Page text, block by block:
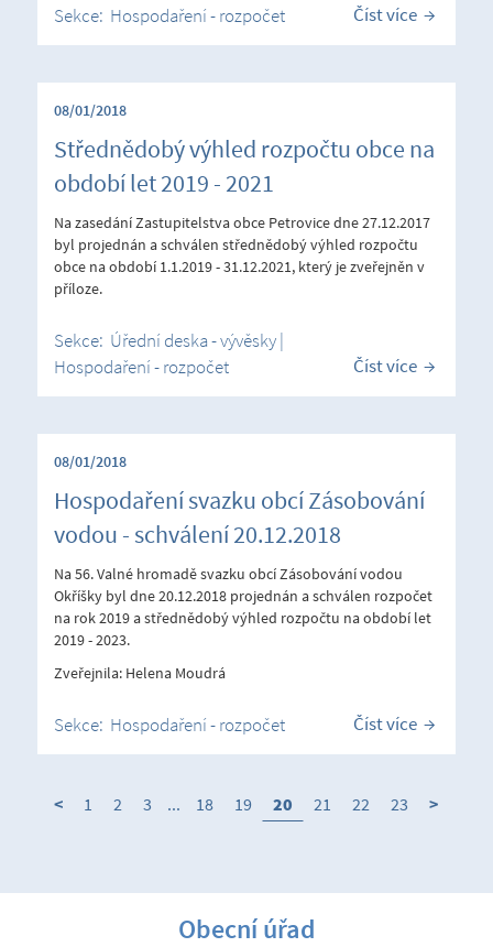
Sekce: Hospodaření - rozpočet Číst více
08/01/2018
Střednědobý výhled rozpočtu obce na
období let 2019 - 2021
Na zasedání Zastupitelstva obce Petrovice dne 27.12.2017
byl projednán a schválen střednědobý výhled rozpočtu
obce na období 1.1.2019 - 31.12.2021, který je zveřejněn v
příloze.
Sekce: Úřední deska - vývěsky|
Hospodaření - rozpočet
Číst více
08/01/2018
Hospodaření svazku obcí Zásobování
vodou - schválení 20.12.2018
Na 56. Valné hromadě svazku obcí Zásobování vodou
Okříšky byl dne 20.12.2018 projednán a schválen rozpočet
na rok 2019 a střednědobý výhled rozpočtu na období let
2019 - 2023.
Zveřejnila: Helena Moudrá
Sekce: Hospodaření - rozpočet Číst více
< 1 2 3 ... 18 19 20 21 22 23 >
Obecní úřad